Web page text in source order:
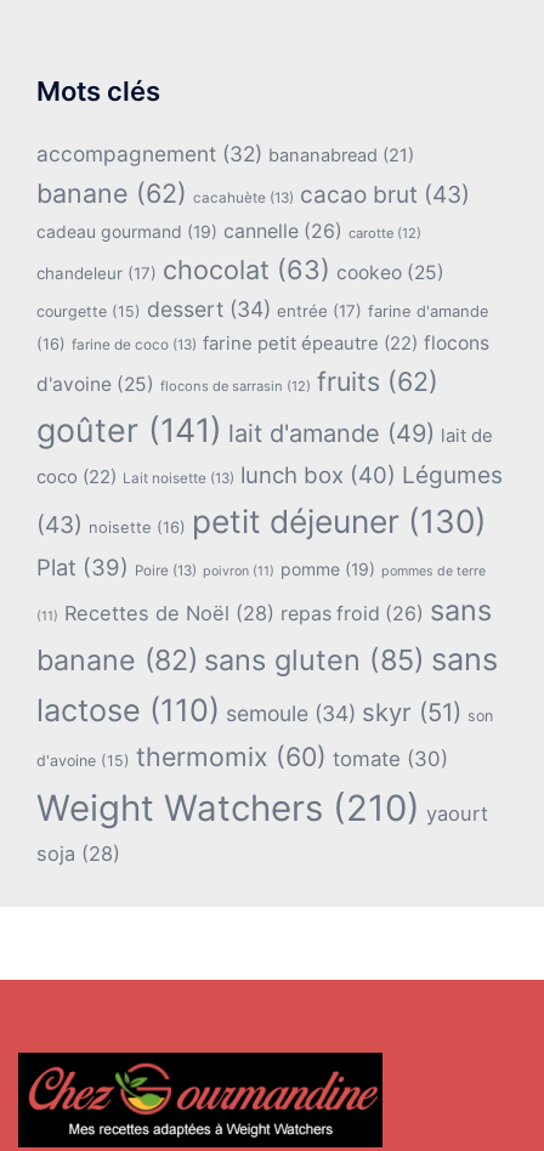
Mots clés
accompagnement (32) bananabread (21)
banane (62) cacahuète (13) cacao brut (43)
cadeau gourmand (19) cannelle (26) carotte (12)
chandeleur (17) chocolat (63) cookeo (25)
courgette (15) dessert (34) entrée (17) farine d'amande
(16) farine de coco (13) farine petit épeautre (22) flocons
d'avoine (25) flocons de sarrasin (12) fruits (62)
goûter (141) lait d'amande (49) lait de
coco (22) Lait noisette (13) lunch box (40) Légumes
(43) noisette (16) petit déjeuner (130)
Plat (39) Poire (13) poivron (11) pomme (19) pommes de terre
(11) Recettes de Noël (28) repas froid (26) sans
banane (82) sans gluten (85) sans
lactose (110) semoule (34) skyr (51) son
d'avoine (15) thermomix (60) tomate (30)
Weight Watchers (210) yaourt
soja (28)